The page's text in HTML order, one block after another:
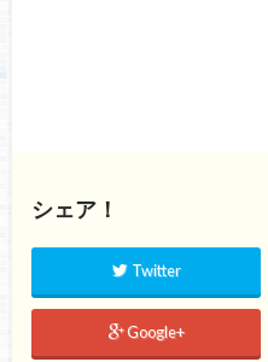
シェア！
Twitter
Google+